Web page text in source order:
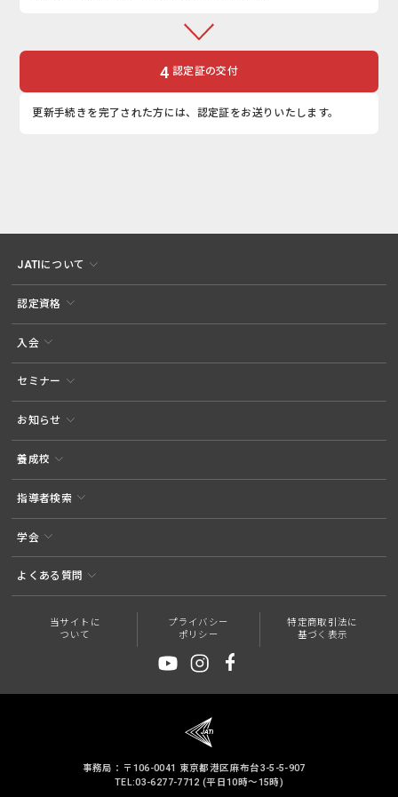
4 認定証の交付
更新手続きを完了された方には、認定証をお送りいたします。
JATIについて
認定資格
入会
セミナー
お知らせ
養成校
指導者検索
学会
よくある質問
当サイトに
ついて
プライバシー
ポリシー
特定商取引法に
基づく表示
事務局：〒106-0041 東京都港区麻布台3-5-5-907
TEL:03-6277-7712 (平日10時～15時)